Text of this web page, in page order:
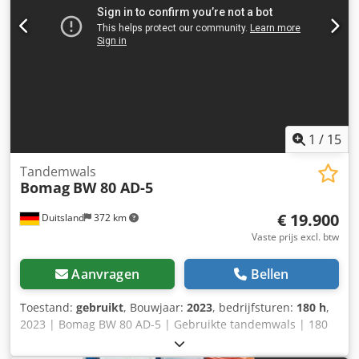
1 / 15
Duitsland 372 km
Tandemwals
Bomag BW 80 AD-5
€ 19.900
Vaste prijs excl. btw
Aanvragen Bellen
Toestand: gebruikt, Bouwjaar: 2023, bedrijfsturen: 180 h,
2023 | Bomag BW 80 AD-5 | Gebruikte tandemwals | 180
uur 📍Locatie: Duitsland 🚛 Levering mogelijk naar uw